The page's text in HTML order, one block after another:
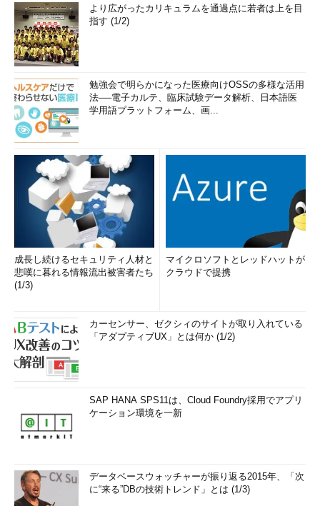
より広がったカリキュラムを通過点に若者は上を目
指す (1/2)
勉強会で明らかになった医療向けOSSの多様な活用
法──電子カルテ、臨床試験データ解析、日本語医
学用語プラットフォーム、画...
成長し続けるセキュリティ人材と
悲嘆に暮れる情報流出被害者たち
(1/3)
マイクロソフトとレッドハットが
クラウドで提携
カーセンサー、ゼクシィのサイトが取り入れている
「アダプティブUX」とは何か (1/2)
SAP HANA SPS11は、Cloud Foundry採用でアプリ
ケーション環境を一新
データベースウォッチャーが振り返る2015年、「次
に“来る”DBの技術トレンド」とは (1/3)